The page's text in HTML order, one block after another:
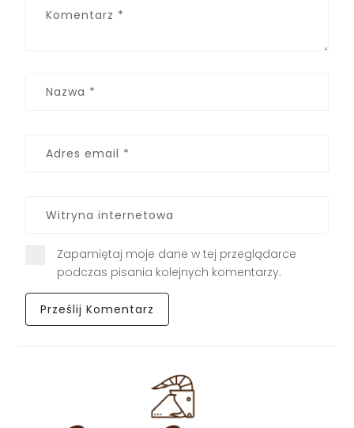
Zapamiętaj moje dane w tej przeglądarce
podczas pisania kolejnych komentarzy.